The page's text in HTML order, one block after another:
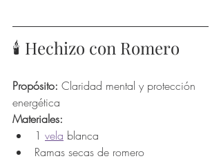
🕯️ Hechizo con Romero
Propósito: Claridad mental y protección
energética
Materiales:
1 vela blanca
Ramas secas de romero